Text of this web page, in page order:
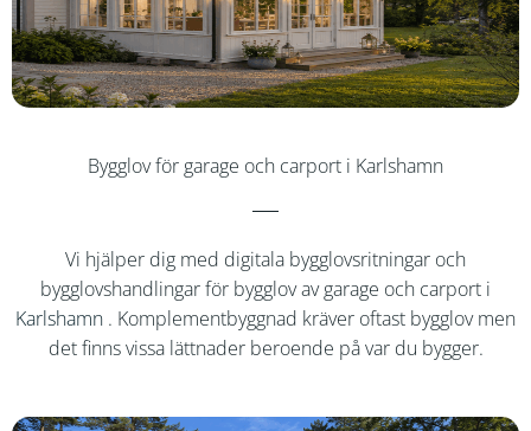
Bygglov för garage och carport i Karlshamn
Vi hjälper dig med digitala bygglovsritningar och
bygglovshandlingar för bygglov av garage och carport i
Karlshamn . Komplementbyggnad kräver oftast bygglov men
det finns vissa lättnader beroende på var du bygger.